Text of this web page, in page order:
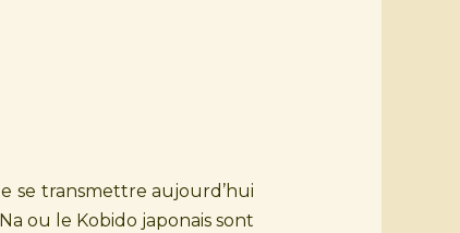
se transmettre aujourd’hui
ou le Kobido japonais sont